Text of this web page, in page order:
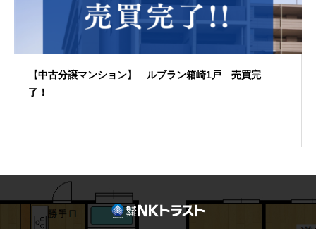
【中古分譲マンション】 ルブラン箱崎1戸 売買完
了！